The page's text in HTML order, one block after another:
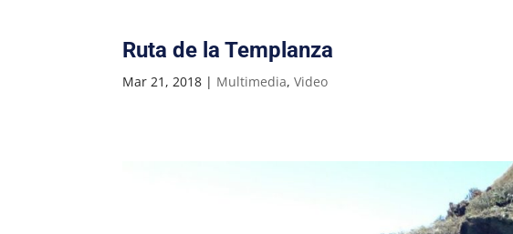
Ruta de la Templanza
Mar 21, 2018 | Multimedia,Video